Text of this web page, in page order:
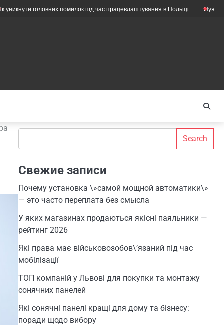
головних помилок під час працевлаштування в Польщі Нужны ли ещё
Search
Свежие записи
Почему установка \»самой мощной автоматики\»
— это часто переплата без смысла
У яких магазинах продаються якісні паяльники —
рейтинг 2026
Які права має військовозобов\’язаний під час
мобілізації
ТОП компаній у Львові для покупки та монтажу
сонячних панелей
Які сонячні панелі кращі для дому та бізнесу:
поради щодо вибору